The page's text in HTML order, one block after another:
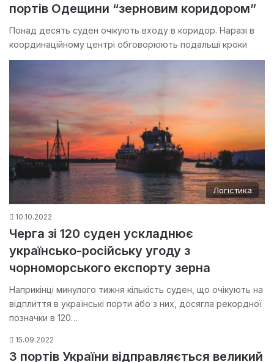
портів Одещини “зерновим коридором”
Понад десять суден очікують входу в коридор. Наразі в
координаційному центрі обговорюють подальші кроки
Логістика
10.10.2022
Черга зі 120 суден ускладнює
українсько-російську угоду з
чорноморського експорту зерна
Наприкінці минулого тижня кількість суден, що очікують на
відплиття в українські порти або з них, досягла рекордної
позначки в 120…
15.09.2022
З портів України відправляється великий